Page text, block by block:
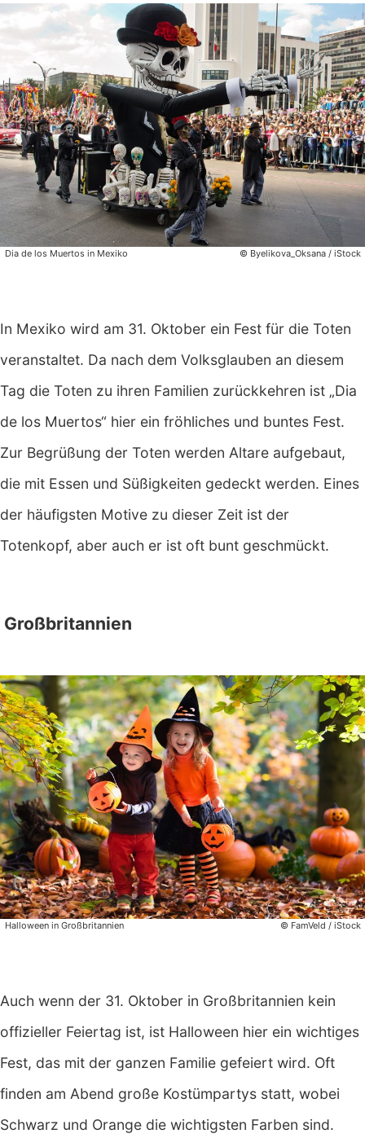
Dia de los Muertos in Mexiko © Byelikova_Oksana / iStock
In Mexiko wird am 31. Oktober ein Fest für die Toten
veranstaltet. Da nach dem Volksglauben an diesem
Tag die Toten zu ihren Familien zurückkehren ist „Dia
de los Muertos“ hier ein fröhliches und buntes Fest.
Zur Begrüßung der Toten werden Altare aufgebaut,
die mit Essen und Süßigkeiten gedeckt werden. Eines
der häufigsten Motive zu dieser Zeit ist der
Totenkopf, aber auch er ist oft bunt geschmückt.
Großbritannien
Halloween in Großbritannien © FamVeld / iStock
Auch wenn der 31. Oktober in Großbritannien kein
offizieller Feiertag ist, ist Halloween hier ein wichtiges
Fest, das mit der ganzen Familie gefeiert wird. Oft
finden am Abend große Kostümpartys statt, wobei
Schwarz und Orange die wichtigsten Farben sind.